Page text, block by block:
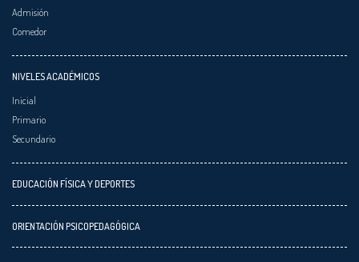
Admisión
Comedor
NIVELES ACADÉMICOS
Inicial
Primario
Secundario
EDUCACIÓN FÍSICA Y DEPORTES
ORIENTACIÓN PSICOPEDAGÓGICA